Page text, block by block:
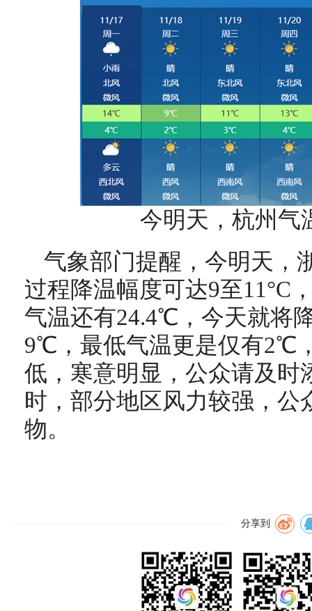
今明天，杭州气
气象部门提醒，今明天，
过程降温幅度可达9至11°C
气温还有24.4℃，今天就将
9℃，最低气温更是仅有2℃
低，寒意明显，公众请及时
时，部分地区风力较强，公
物。
分享到